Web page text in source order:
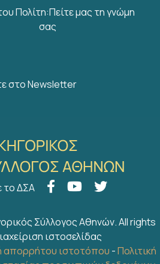
Πολίτη:Πείτε μας τη γνώμη
σας
στο Newsletter
το ΔΣΑ
Σύλλογος Αθηνών. All rights
ιστοσελίδας
απορρήτου ιστοτόπου -Πολιτική